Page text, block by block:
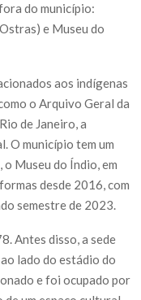
do município:
e Museu do
aos indígenas
o Arquivo Geral da
de Janeiro, a
O município tem um
Museu do Índio, em
desde 2016, com
semestre de 2023.
Antes disso, a sede
lado do estádio do
e foi ocupado por